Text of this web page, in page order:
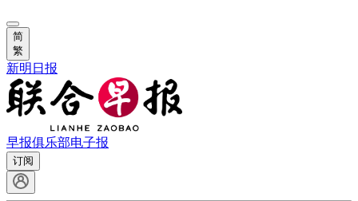
简
繁
新明日报
早报俱乐部电子报
订阅